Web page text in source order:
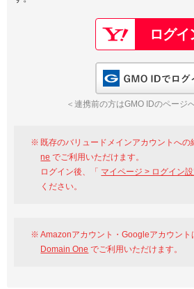
Google
GMO ID
※AmazonはValue Domain One
以下でも登録可能
Google
GMO ID
＜連携前の方はGMO IDのページ
既存のバリュードメインアカウントへ
ne でご利用いただけます。
ログイン後、「 マイページ > ログイン
ください。
Amazonアカウント・Googleアカウン
Domain One でご利用いただけます。